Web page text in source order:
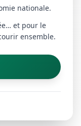
nationale.
et pour le
ensemble.